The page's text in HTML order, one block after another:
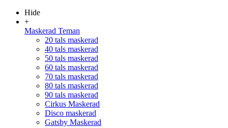
Hide
+
Maskerad Teman
20 tals maskerad
40 tals maskerad
50 tals maskerad
60 tals maskerad
70 tals maskerad
80 tals maskerad
90 tals maskerad
Cirkus Maskerad
Disco maskerad
Gatsby Maskerad